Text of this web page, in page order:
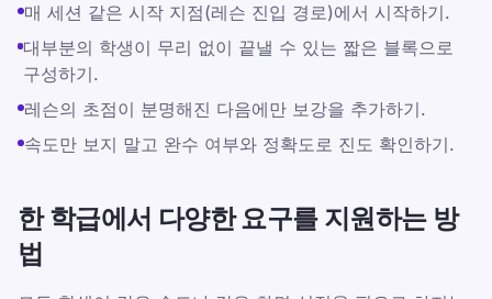
매 세션 같은 시작 지점(레슨 진입 경로)에서 시작하기.
대부분의 학생이 무리 없이 끝낼 수 있는 짧은 블록으로
구성하기.
레슨의 초점이 분명해진 다음에만 보강을 추가하기.
속도만 보지 말고 완수 여부와 정확도로 진도 확인하기.
한 학급에서 다양한 요구를 지원하는 방
법